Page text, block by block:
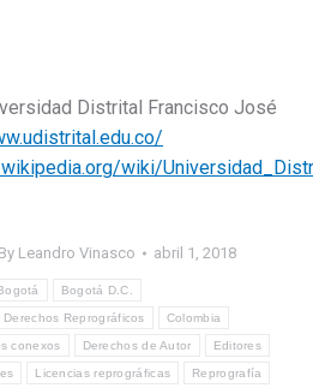
Distrital Francisco José
wiki/
By Leandro Vinasco abril 1, 2018
Bogotá D.C.
Reprográficos Colombia
conexos Derechos de Autor Editores
Licencias reprográficas Reprografía